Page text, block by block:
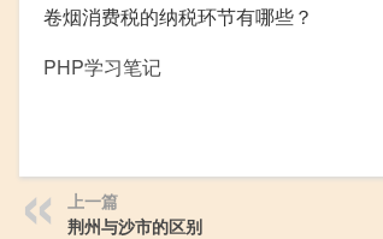
卷烟消费税的纳税环节有哪些？
PHP学习笔记
上一篇
荆州与沙市的区别